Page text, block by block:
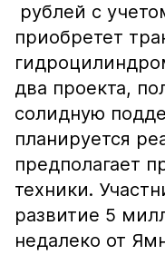
рублей с
приобретет
два проекта,
солидную
планируется
предполагает
техники.
развитие 5
недалеко от